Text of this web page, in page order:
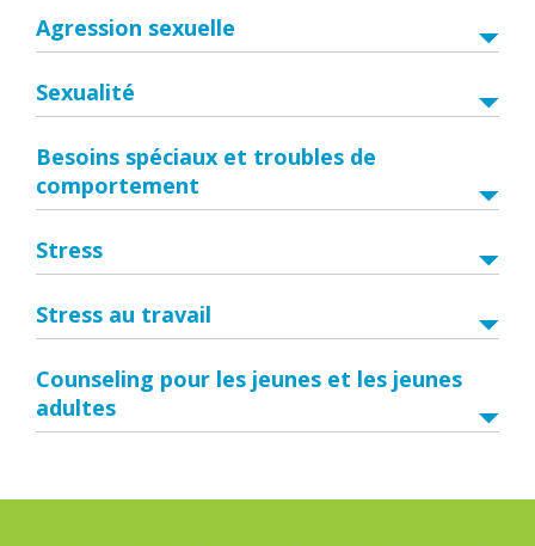
Agression sexuelle
Sexualité
Besoins spéciaux et troubles de
comportement
Stress
Stress au travail
Counseling pour les jeunes et les jeunes
adultes